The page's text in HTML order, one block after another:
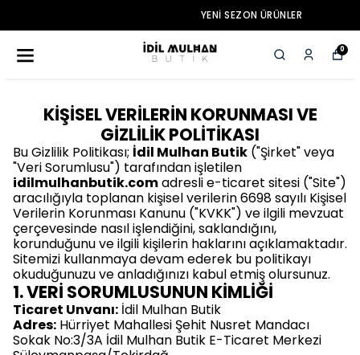
YENI SEZON ÜRÜNLER
0
KİŞİSEL VERİLERİN KORUNMASI VE
GİZLİLİK POLİTİKASI
Bu Gizlilik Politikası; İdil Mulhan Butik ("Şirket" veya
"Veri Sorumlusu") tarafından işletilen
idilmulhanbutik.comadresli e-ticaret sitesi ("Site")
aracılığıyla toplanan kişisel verilerin 6698 sayılı Kişisel
Verilerin Korunması Kanunu ("KVKK") ve ilgili mevzuat
çerçevesinde nasıl işlendiğini, saklandığını,
korunduğunu ve ilgili kişilerin haklarını açıklamaktadır.
Sitemizi kullanmaya devam ederek bu politikayı
okuduğunuzu ve anladığınızı kabul etmiş olursunuz.
1. VERİ SORUMLUSUNUN KİMLİĞİ
Ticaret Unvanı: İdil Mulhan Butik
Adres: Hürriyet Mahallesi Şehit Nusret Mandacı
Sokak No:3/3A İdil Mulhan Butik E-Ticaret Merkezi